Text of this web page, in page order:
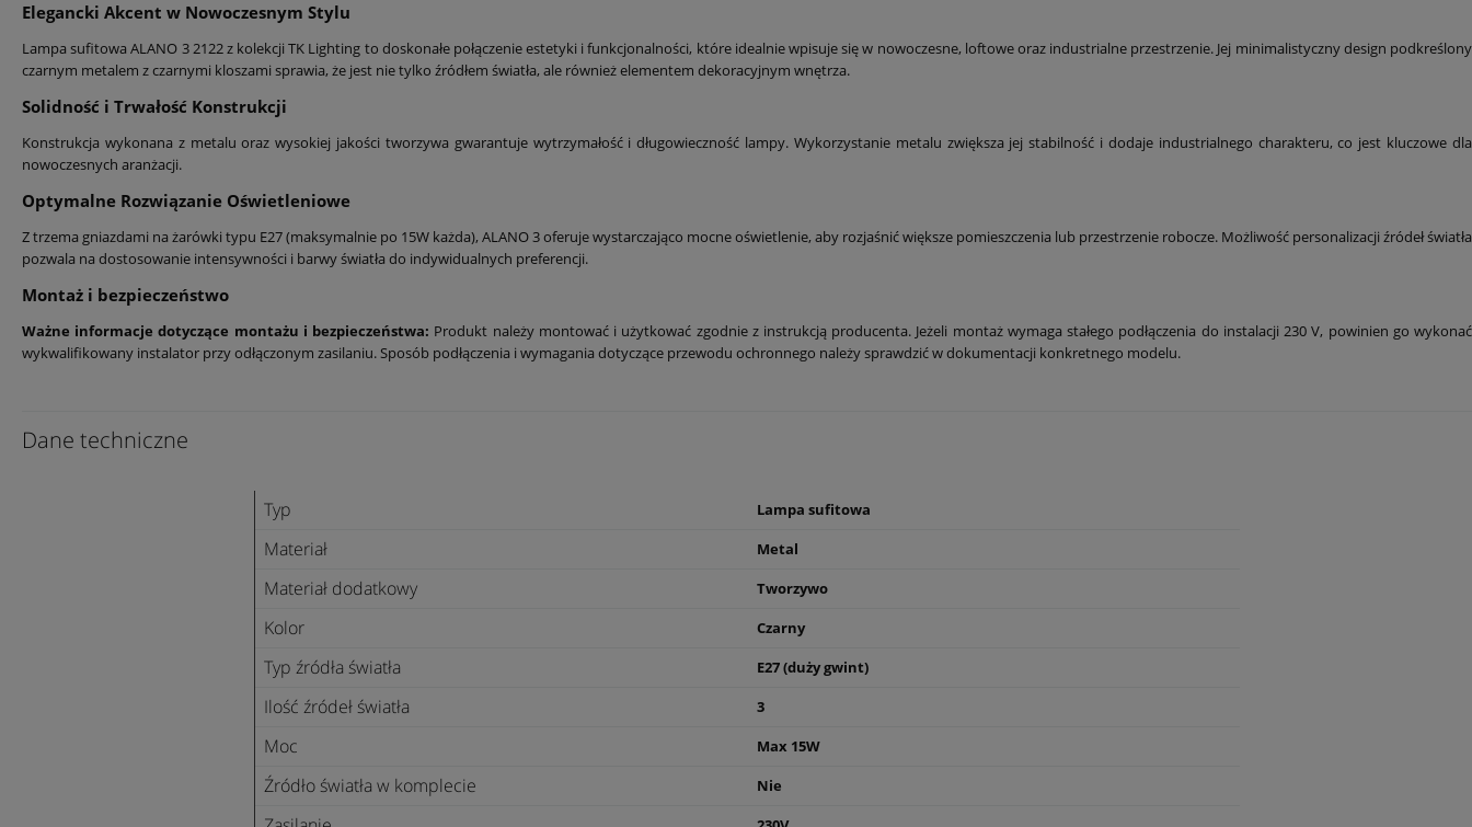
Elegancki Akcent w Nowoczesnym Stylu
Lampa sufitowa ALANO 3 2122 z kolekcji TK Lighting to doskonałe połączenie estetyki i funkcjonalności, które idealnie wpisuje się w nowoczesne, loftowe oraz industrialne przestrzenie. Jej minimalistyczny design podkreślony
czarnym metalem z czarnymi kloszami sprawia, że jest nie tylko źródłem światła, ale również elementem dekoracyjnym wnętrza.
Solidność i Trwałość Konstrukcji
Konstrukcja wykonana z metalu oraz wysokiej jakości tworzywa gwarantuje wytrzymałość i długowieczność lampy. Wykorzystanie metalu zwiększa jej stabilność i dodaje industrialnego charakteru, co jest kluczowe dla
nowoczesnych aranżacji.
Optymalne Rozwiązanie Oświetleniowe
Z trzema gniazdami na żarówki typu E27 (maksymalnie po 15W każda), ALANO 3 oferuje wystarczająco mocne oświetlenie, aby rozjaśnić większe pomieszczenia lub przestrzenie robocze. Możliwość personalizacji źródeł światła
pozwala na dostosowanie intensywności i barwy światła do indywidualnych preferencji.
Montaż i bezpieczeństwo
Ważne informacje dotyczące montażu i bezpieczeństwa: Produkt należy montować i użytkować zgodnie z instrukcją producenta. Jeżeli montaż wymaga stałego podłączenia do instalacji 230 V, powinien go wykonać
wykwalifikowany instalator przy odłączonym zasilaniu. Sposób podłączenia i wymagania dotyczące przewodu ochronnego należy sprawdzić w dokumentacji konkretnego modelu.
Dane techniczne
Typ Lampa sufitowa
Materiał Metal
Materiał dodatkowy Tworzywo
Kolor Czarny
Typ źródła światła E27 (duży gwint)
Ilość źródeł światła 3
Moc Max 15W
Źródło światła w komplecie Nie